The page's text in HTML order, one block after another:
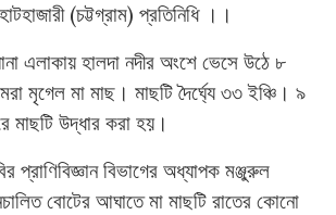
(চট্টগ্রাম) প্রতিনিধি ।।
এলাকায় হালদা নদীর অংশে ভেসে উঠে ৮
মৃগেল মা মাছ। মাছটি দৈর্ঘ্যে ৩৩ ইঞ্চি। ৯
মাছটি উদ্ধার করা হয়।
প্রাণিবিজ্ঞান বিভাগের অধ্যাপক মঞ্জুরুল
বোটের আঘাতে মা মাছটি রাতের কোনো